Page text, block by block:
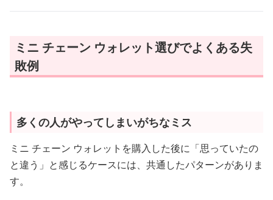
ミニ チェーン ウォレット選びでよくある失
敗例
多くの人がやってしまいがちなミス
ミニ チェーン ウォレットを購入した後に「思っていたの
と違う」と感じるケースには、共通したパターンがありま
す。